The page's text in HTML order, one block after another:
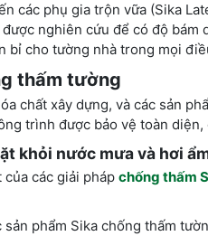
các phụ gia trộn vữa (Sika
được nghiên cứu để có độ
bỉ cho tường nhà trong mọi
thấm tường
chất xây dựng, và các sản
trình được bảo vệ toàn
khỏi nước mưa và hơi
các giải pháp chống thấm
sản phẩm Sika chống thấm